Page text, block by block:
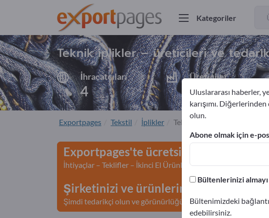
Kategoriler
Teknik iplikler – üreticileri ve
İhracatçıları
4
Üreticiler
4
Exportpages Tekstil İplikler Teknik iplikler
Exportpages'te ücretsiz reklam verin!
İhtiyaçlar – Teklifler – İkinci El Ürünler – İş İletişim Bilgileri >>
Şirketinizi ve ürünlerinizi
Şimdi tedarikçi olun ve görünürlüğünüzü artırın>> burada
Uluslararası haberler,
karışımı.
olun.
Abone olmak için e-
Bültenlerinizi
Bültenimizdeki
edebilirsiniz.